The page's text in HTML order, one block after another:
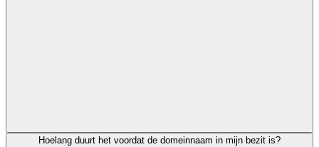
Hoelang duurt het voordat de domeinnaam in mijn bezit is?